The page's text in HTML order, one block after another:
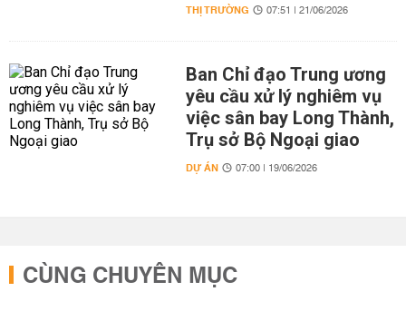
THỊ TRƯỜNG 07:51 | 21/06/2026
Ban Chỉ đạo Trung ương
yêu cầu xử lý nghiêm vụ
việc sân bay Long Thành,
Trụ sở Bộ Ngoại giao
DỰ ÁN 07:00 | 19/06/2026
CÙNG CHUYÊN MỤC